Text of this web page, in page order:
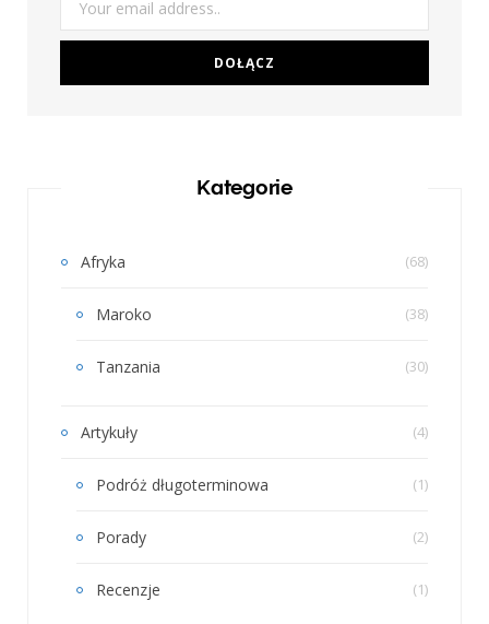
Kategorie
Afryka (68)
Maroko (38)
Tanzania (30)
Artykuły (4)
Podróż długoterminowa (1)
Porady (2)
Recenzje (1)